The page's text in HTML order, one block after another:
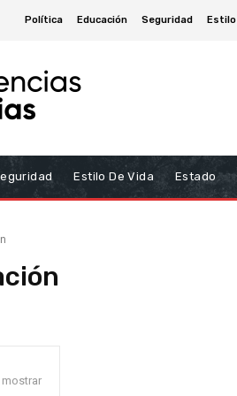
Política Educación Seguridad Estilo
Estilo De Vida Estado